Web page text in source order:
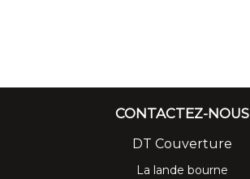
CONTACTEZ-NOUS
DT Couverture
La lande bourne